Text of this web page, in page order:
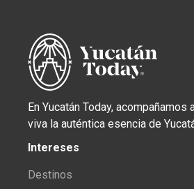
En Yucatán Today, acompañamos
viva la auténtica esencia de
Intereses
Destinos